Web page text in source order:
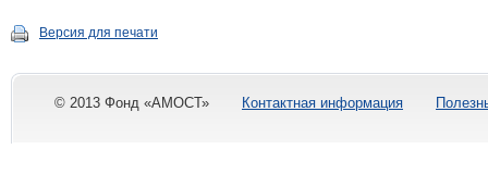
Версия для печати
© 2013 Фонд «АМОСТ» Контактная информация